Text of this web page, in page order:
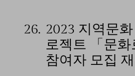
26. 2023 지역문
로젝트 「문화
참여자 모집